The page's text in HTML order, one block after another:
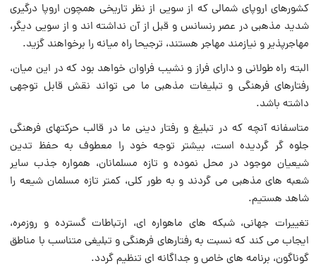
کشورهای اروپای شمالی که از سویی از نظر تاریخی همچون اروپا درگیری
شدید مذهبی در عصر رنسانس و قبل از آن نداشته اند و از سویی دیگر،
مهاجرپذیر و نیازمند مهاجر هستند، ترجیحا راه میانه را برخواهند گزید.
البته راه طولانی و دارای فراز و نشیب فراوان خواهد بود که در این میان،
رفتارهای فرهنگی و تبلیغات مذهبی ما می تواند نقش قابل توجهی
داشته باشد.
متاسفانه آنچه که در تبلیغ و رفتار دینی ما در قالب حرکتهای فرهنگی
جلوه گر گردیده است، بیشتر توجه خود را معطوف به حفظ تدین
شیعیان موجود در محل نموده و تازه مسلمانان، همواره جذب سایر
شعبه های مذهبی می گردند و به طور کلی، کمتر تازه مسلمان شیعه را
شاهد هستیم.
تغییرات جهانی، شبکه های ماهواره ای، ارتباطات گسترده و روزمره،
ایجاب می کند که نسبت به رفتارهای فرهنگی و تبلیغی متناسب با مناطق
گوناگون، برنامه های خاص و جداگانه ای تنظیم گردد.